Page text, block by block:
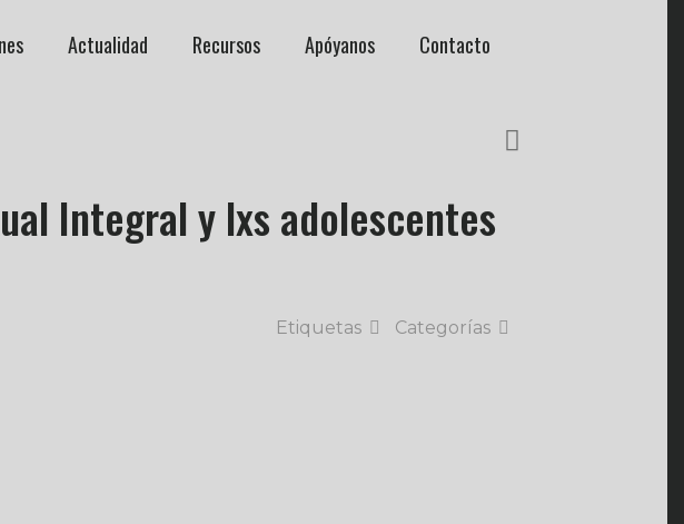
Actualidad Recursos Apóyanos Contacto
Integral y lxs adolescentes
Categorías
Etiquetas